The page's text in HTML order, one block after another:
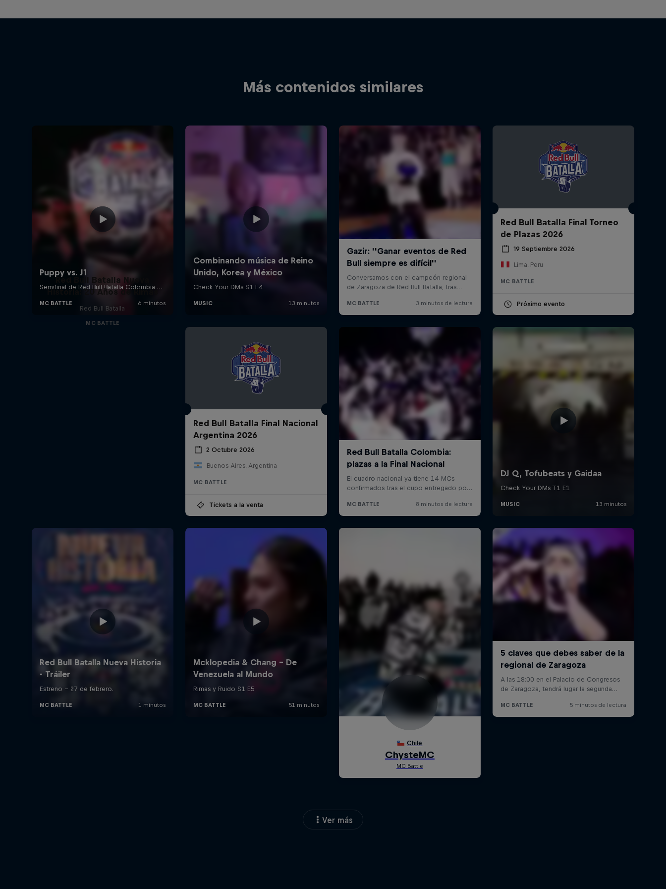
Más contenidos similares
Red Bull Batalla Final Torneo
de Plazas 2026
19 Septiembre 2026
Lima, Peru
MC BATTLE
Próximo evento
Red Bull Batalla Nueva
Historia: 20 Años de Rimas
Red Bull Batalla
MC BATTLE
Red Bull Batalla Final Nacional
Argentina 2026
2 Octubre 2026
Buenos Aires, Argentina
MC BATTLE
Tickets a la venta
Ver más